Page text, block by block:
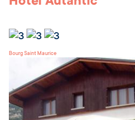
Bourg Saint Maurice